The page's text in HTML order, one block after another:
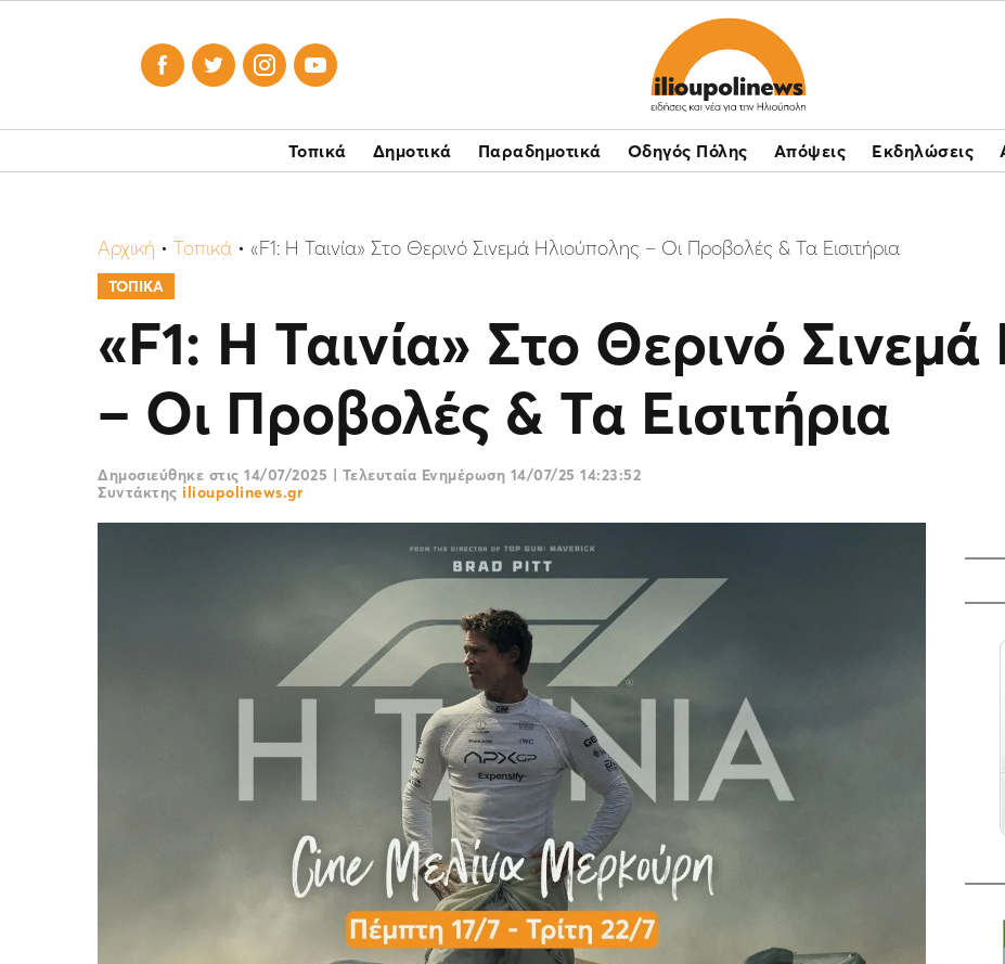
   
Τοπικά Δημοτικά Παραδημοτικά Οδηγός Πόλης Απόψεις Εκδηλώσεις
Αρχική • Τοπικά • «F1: Η Ταινία» Στο Θερινό Σινεμά Ηλιούπολης – Οι Προβολές & Τα Εισιτήρια
ΤΟΠΙΚΑ
«F1: Η Ταινία» Στο Θερινό
– Οι Προβολές & Τα Εισιτήρια
Δημοσιεύθηκε στις 14/07/2025 | Τελευταία Ενημέρωση 14/07/25 14:23:52
Συντάκτης ilioupolinews.gr